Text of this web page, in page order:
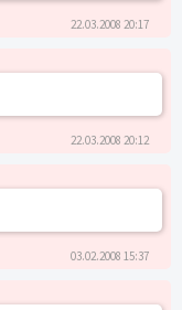
22.03.2008 20:17
22.03.2008 20:12
03.02.2008 15:37